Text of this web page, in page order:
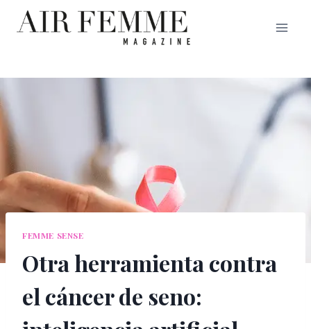
Saltar
FEMME SENSE
Otra herramienta contra
el cáncer de seno: